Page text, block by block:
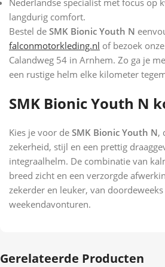
langdurig comfort.
Bestel de SMK Bionic Youth N
falconmotorkleding.nl of bezoek
Calandweg 54 in Arnhem. Zo ga je
een rustige helm elke kilometer
SMK Bionic Youth N
Kies je voor de SMK Bionic Youth N,
zekerheid, stijl en een prettig
integraalhelm. De combinatie van
breed zicht en een verzorgde
zekerder en leuker, van
weekendavonturen.
Gerelateerde Producten